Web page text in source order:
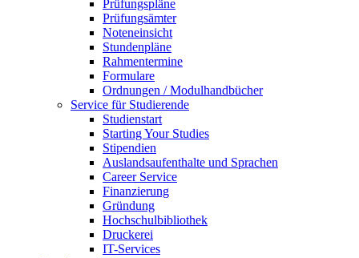
Prüfungspläne
Prüfungsämter
Noteneinsicht
Stundenpläne
Rahmentermine
Formulare
Ordnungen / Modulhandbücher
Service für Studierende
Studienstart
Starting Your Studies
Stipendien
Auslandsaufenthalte und Sprachen
Career Service
Finanzierung
Gründung
Hochschulbibliothek
Druckerei
IT-Services